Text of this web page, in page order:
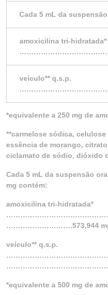
Cada 5 mL da
amoxicilina tri-hidratada*
veículo** q.s.p.
*equivalente a 250 mg de
**carmelose sódica,
essência de morango,
ciclamato de sódio, dióxido
Cada 5 mL da suspensão
mg contém:
amoxicilina tri-hidratada*
……………………….573,944
veículo** q.s.p.
*equivalente a 500 mg de